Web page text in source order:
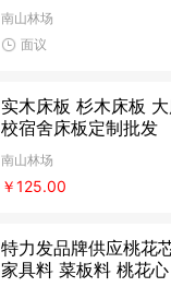
南山林场
面议
实木床板 杉木床板
校宿舍床板定制批发
南山林场
￥125.00
特力发品牌供应桃花
家具料 菜板料 桃花心